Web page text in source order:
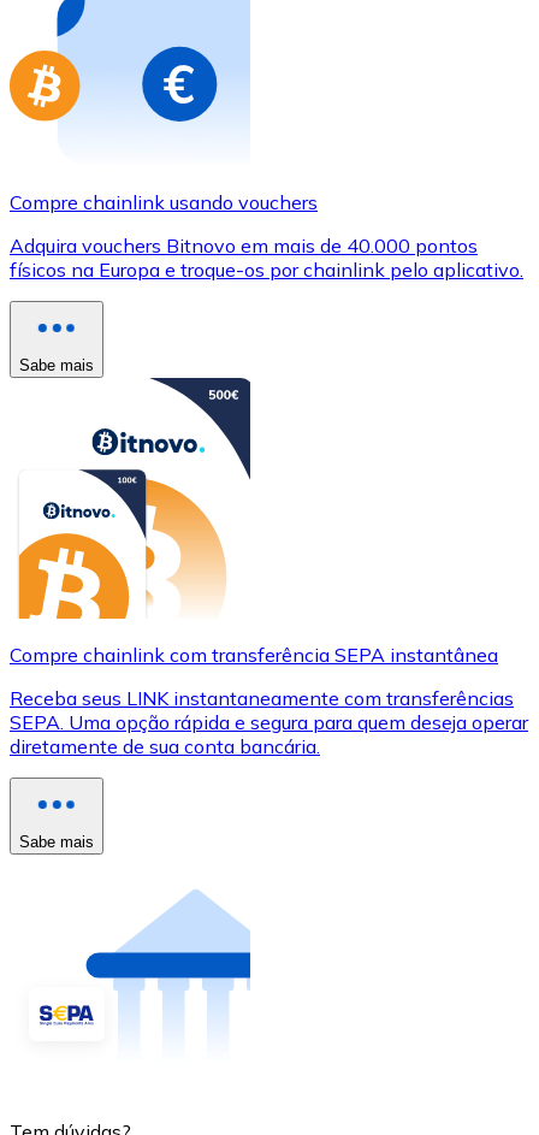
Ir para a loja de cartões-presente
Compre chainlink usando vouchers
Adquira vouchers Bitnovo em mais de 40.000 pontos
físicos na Europa e troque-os por chainlink pelo aplicativo.
Sabe mais
Compre chainlink com transferência SEPA instantânea
Receba seus LINK instantaneamente com transferências
SEPA. Uma opção rápida e segura para quem deseja operar
diretamente de sua conta bancária.
Sabe mais